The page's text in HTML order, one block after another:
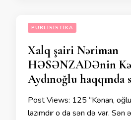
PUBLISISTIKA
Xalq şairi Nəriman
HƏSƏNZADƏnin
Aydınoğlu haqqında
Post Views: 125 “Kənan,
lazımdır o da sən də var. Sən